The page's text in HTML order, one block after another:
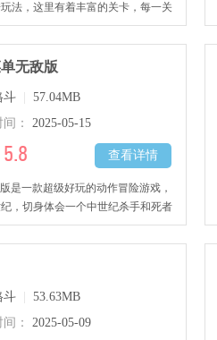
法，这里有着丰富的关卡，每一关
制忍者穿梭于丛林之中，灵活的跳
无敌版
斗
57.04MB
：
2025-05-15
查看详情
5.8
是一款超级好玩的动作冒险游戏，
，切身体会一个中世纪杀手和死者
斗
53.63MB
：
2025-05-09